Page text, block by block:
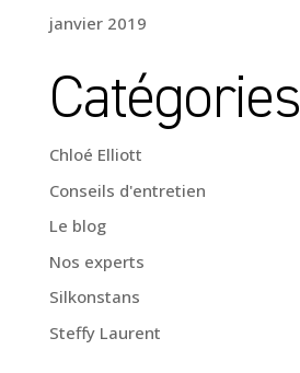
janvier 2019
Catégories
Chloé Elliott
Conseils d'entretien
Le blog
Nos experts
Silkonstans
Steffy Laurent